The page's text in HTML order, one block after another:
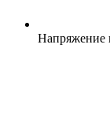
Напряжение